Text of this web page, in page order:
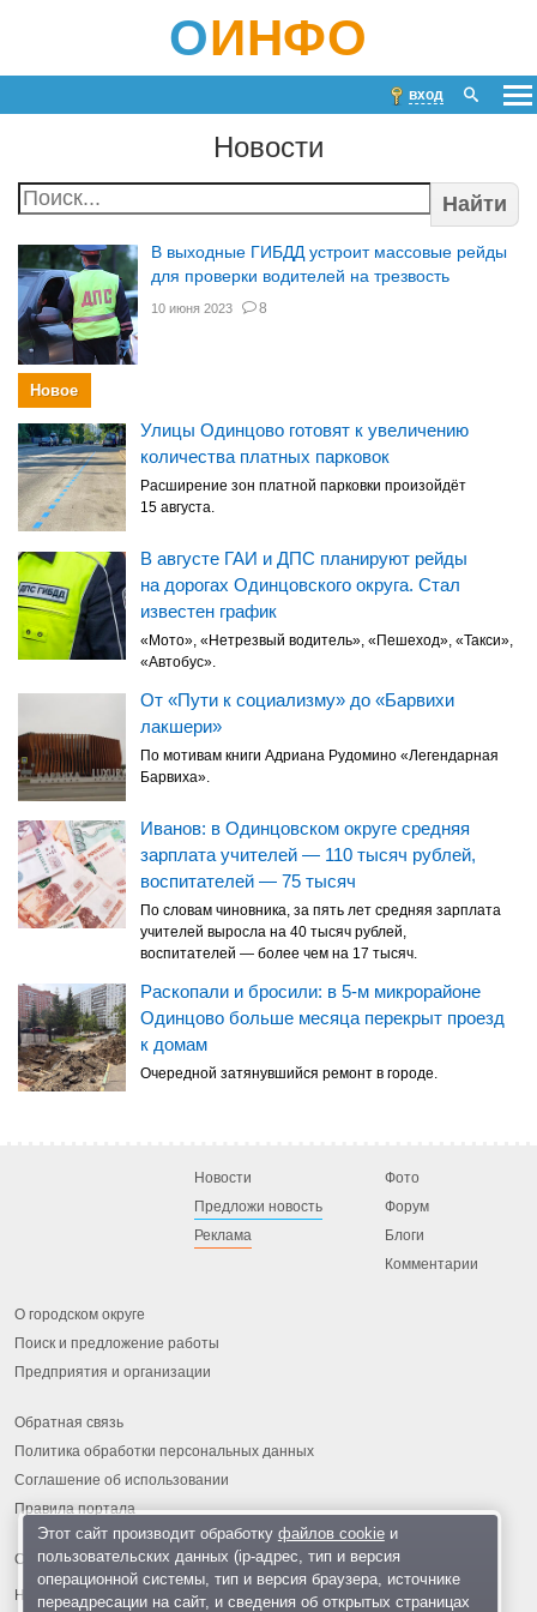
ОИНФО
вход
Новости
Найти
В выходные ГИБДД устроит массовые рейды
для проверки водителей на трезвость
10 июня 2023 8
Новое
Улицы Одинцово готовят к увеличению
количества платных парковок
Расширение зон платной парковки произойдёт
15 августа.
В августе ГАИ и ДПС планируют рейды
на дорогах Одинцовского округа. Стал
известен график
«Мото», «Нетрезвый водитель», «Пешеход», «Такси»,
«Автобус».
От «Пути к социализму» до «Барвихи
лакшери»
По мотивам книги Адриана Рудомино «Легендарная
Барвиха».
Иванов: в Одинцовском округе средняя
зарплата учителей — 110 тысяч рублей,
воспитателей — 75 тысяч
По словам чиновника, за пять лет средняя зарплата
учителей выросла на 40 тысяч рублей,
воспитателей — более чем на 17 тысяч.
Раскопали и бросили: в 5-м микрорайоне
Одинцово больше месяца перекрыт проезд
к домам
Очередной затянувшийся ремонт в городе.
Новости
Предложи новость
Реклама
Фото
Форум
Блоги
Комментарии
О городском округе
Поиск и предложение работы
Предприятия и организации
Обратная связь
Политика обработки персональных данных
Соглашение об использовании
Правила портала
На информационном ресурсе применяются рекомендательные
Этот сайт производит обработку файлов cookieи
пользовательских данных (ip-адрес, тип и версия
операционной системы, тип и версия браузера, источнике
переадресации на сайт, и сведения об открытых страницах